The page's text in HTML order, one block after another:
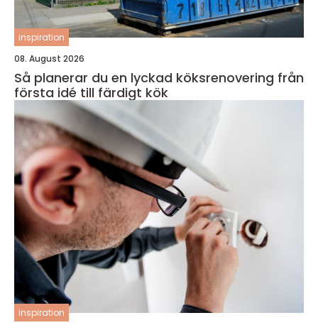
inspiration
08. August 2026
Så planerar du en lyckad köksrenovering från
första idé till färdigt kök
inspiration